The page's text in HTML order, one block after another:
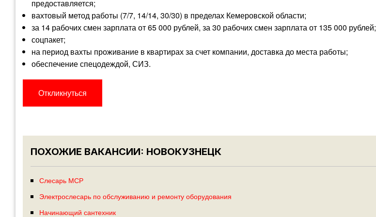
предоставляется;
вахтовый метод работы (7/7, 14/14, 30/30) в пределах Кемеровской области;
за 14 рабочих смен зарплата от 65 000 рублей, за 30 рабочих смен зарплата от 135 000 рублей;
соцпакет;
на период вахты проживание в квартирах за счет компании, доставка до места работы;
обеспечение спецодеждой, СИЗ.
Откликнуться
ПОХОЖИЕ ВАКАНСИИ: НОВОКУЗНЕЦК
Слесарь МСР
Электрослесарь по обслуживанию и ремонту оборудования
Начинающий сантехник